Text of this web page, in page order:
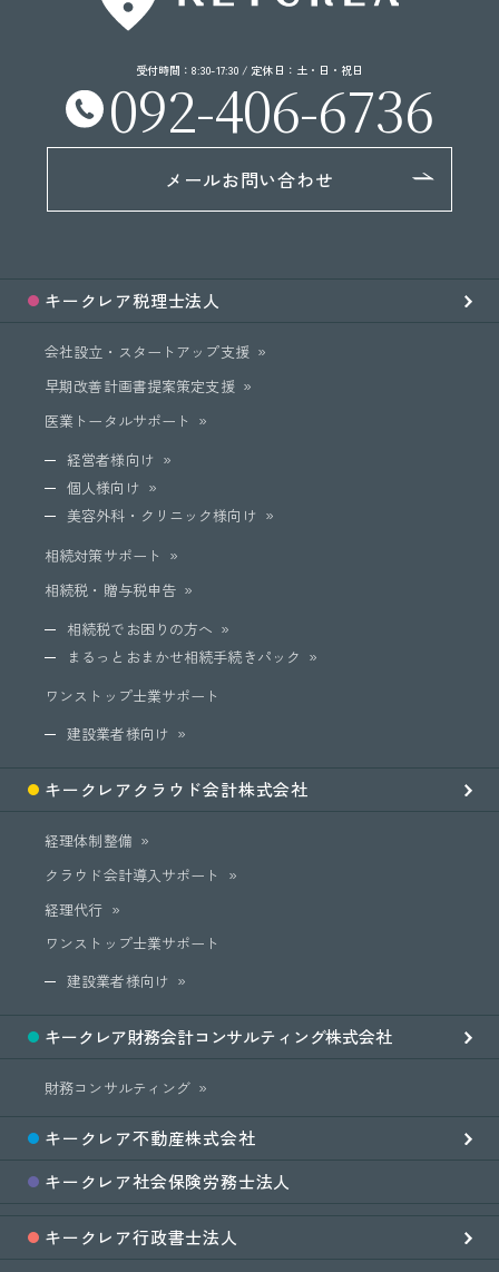
受付時間：8:30-17:30 / 定休日：土・日・祝日
092-406-6736
メールお問い合わせ
キークレア税理士法人
会社設立・スタートアップ支援
早期改善計画書提案策定支援
医業トータルサポート
経営者様向け
個人様向け
美容外科・クリニック様向け
相続対策サポート
相続税・贈与税申告
相続税でお困りの方へ
まるっとおまかせ相続手続きパック
ワンストップ士業サポート
建設業者様向け
キークレアクラウド会計株式会社
経理体制整備
クラウド会計導入サポート
経理代行
ワンストップ士業サポート
建設業者様向け
キークレア財務会計コンサルティング株式会社
財務コンサルティング
キークレア不動産株式会社
キークレア社会保険労務士法人
キークレア行政書士法人